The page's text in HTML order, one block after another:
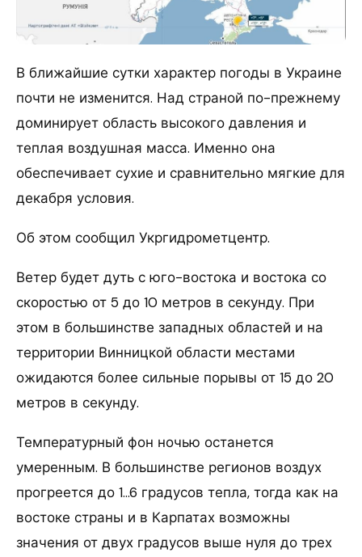
В ближайшие сутки характер погоды в Украине
почти не изменится. Над страной по-прежнему
доминирует область высокого давления и
теплая воздушная масса. Именно она
обеспечивает сухие и сравнительно мягкие для
декабря условия.
Об этом сообщил Укргидрометцентр.
Ветер будет дуть с юго-востока и востока со
скоростью от 5 до 10 метров в секунду. При
этом в большинстве западных областей и на
территории Винницкой области местами
ожидаются более сильные порывы от 15 до 20
метров в секунду.
Температурный фон ночью останется
умеренным. В большинстве регионов воздух
прогреется до 1…6 градусов тепла, тогда как на
востоке страны и в Карпатах возможны
значения от двух градусов выше нуля до трех